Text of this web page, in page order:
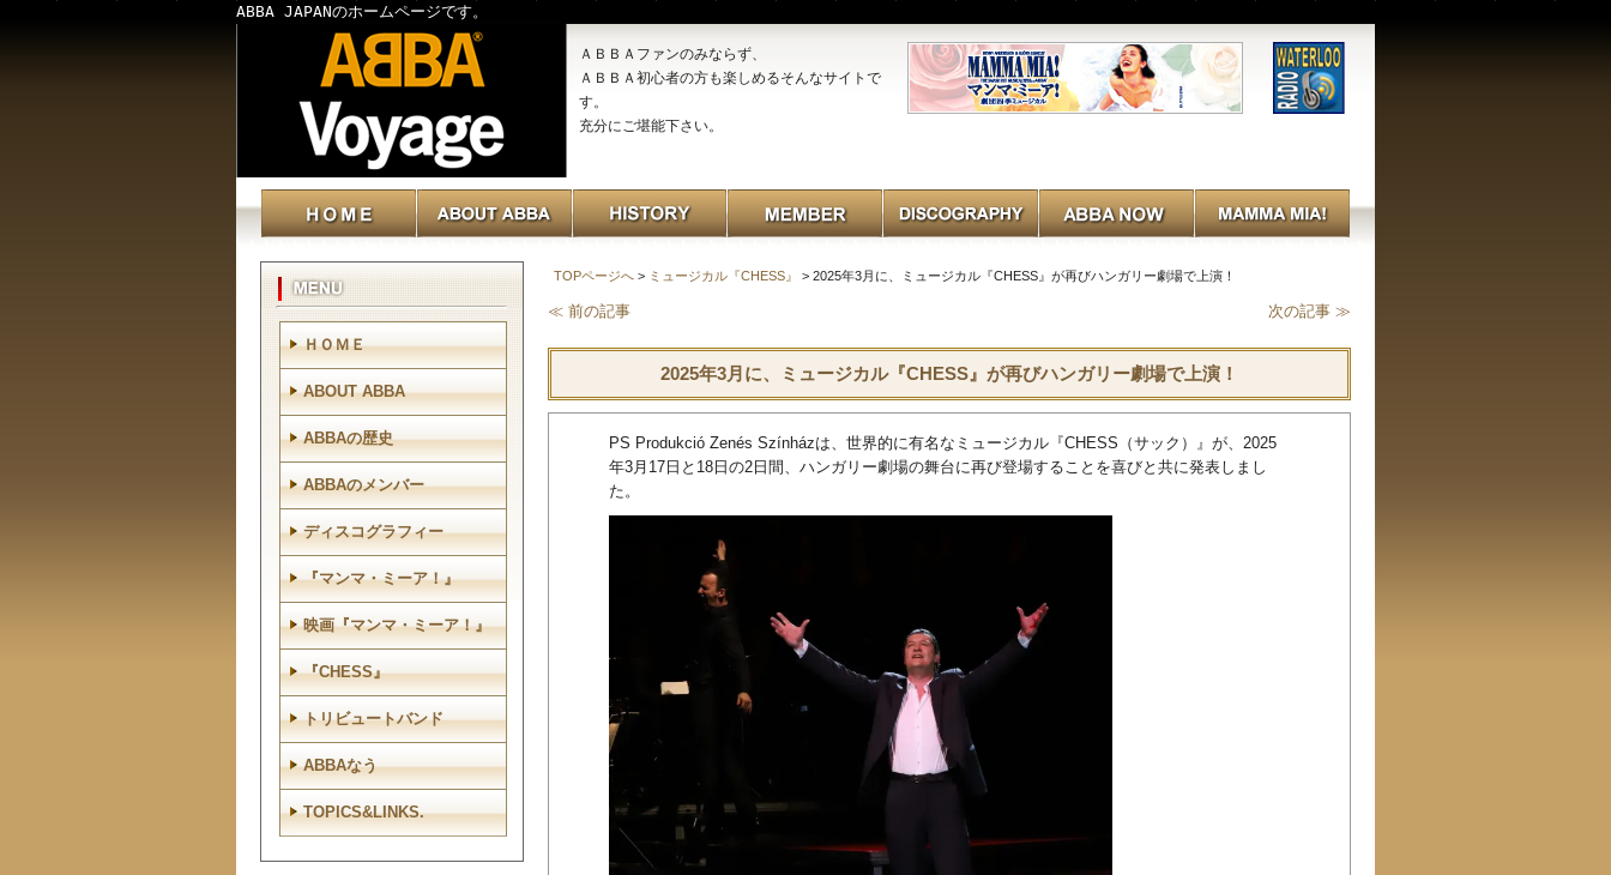
ABBA JAPANのホームページです。
ＡＢＢＡファンのみならず、
ＡＢＢＡ初心者の方も楽しめるそんなサイトで
す。
充分にご堪能下さい。
TOPページへ > ミュージカル『CHESS』 > 2025年3月に、ミュージカル『CHESS』が再びハンガリー劇場で上演！
≪ 前の記事 次の記事 ≫
2025年3月に、ミュージカル『CHESS』が再びハンガリー劇場で上演！
PS Produkció Zenés Színházは、世界的に有名なミュージカル『CHESS（サック）』が、2025
年3月17日と18日の2日間、ハンガリー劇場の舞台に再び登場することを喜びと共に発表しまし
た。
ＨＯＭＥ
ABOUT ABBA
ABBAの歴史
ABBAのメンバー
ディスコグラフィー
『マンマ・ミーア！』
映画『マンマ・ミーア！』
『CHESS』
トリビュートバンド
ABBAなう
TOPICS&LINKS.